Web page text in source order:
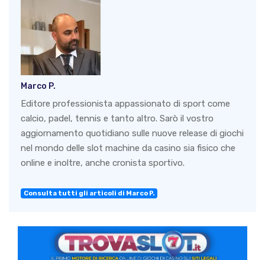
Marco P.
Editore professionista appassionato di sport come
calcio, padel, tennis e tanto altro. Sarò il vostro
aggiornamento quotidiano sulle nuove release di giochi
nel mondo delle slot machine da casino sia fisico che
online e inoltre, anche cronista sportivo.
Consulta tutti gli articoli di Marco P.